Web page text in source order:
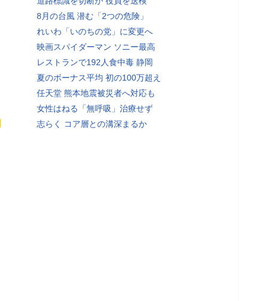
8月の台風 潜む「2つの危険」
れいわ「いのちの党」に変更へ
映画スパイダーマン ソニー最高
レストランで192人食中毒 静岡
夏のボーナス平均 初の100万超え
任天堂 熊本地震被災者へ対応も
女性はねる「無呼吸」治療せず
志らく コア層との溝深まるか